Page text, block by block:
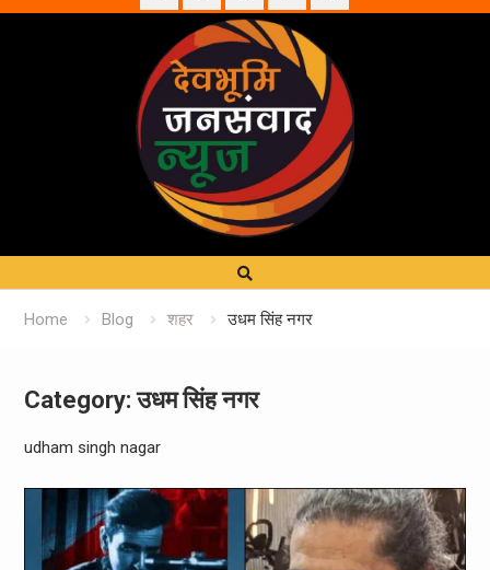
Facebook
TwitterYouTubePlus
Google
Home Blog शहर उधम सिंह नगर
Category:उधम सिंह नगर
udham singh nagar